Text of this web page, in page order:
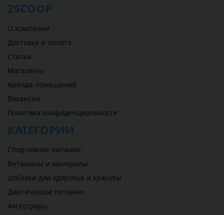
2SCOOP
О компании
Доставка и оплата
Статьи
Магазины
Аренда помещений
Вакансии
Политика конфиденциальности
КАТЕГОРИИ
Спортивное питание
Витамины и минералы
Добавки для здоровья и красоты
Диетическое питание
Аксессуары